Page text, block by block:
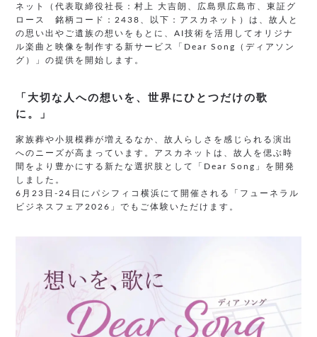
ネット（代表取締役社長：村上 大吉朗、広島県広島市、東証グ
ロース 銘柄コード：2438、以下：アスカネット）は、故人と
の思い出やご遺族の想いをもとに、AI技術を活用してオリジナ
ル楽曲と映像を制作する新サービス「Dear Song（ディアソン
グ）」の提供を開始します。
「大切な人への想いを、世界にひとつだけの歌
に。」
家族葬や小規模葬が増えるなか、故人らしさを感じられる演出
へのニーズが高まっています。アスカネットは、故人を偲ぶ時
間をより豊かにする新たな選択肢として「Dear Song」を開発
しました。
6月23日-24日にパシフィコ横浜にて開催される「フューネラル
ビジネスフェア2026」でもご体験いただけます。